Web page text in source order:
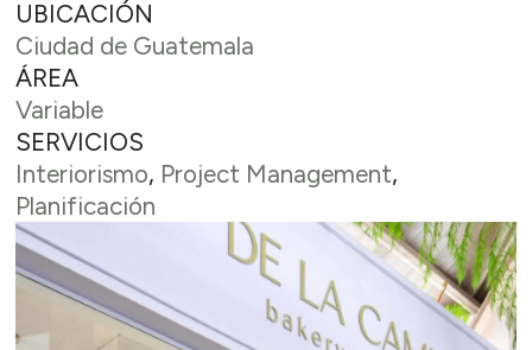
UBICACIÓN
Ciudad de Guatemala
ÁREA
Variable
SERVICIOS
Interiorismo, Project Management,
Planificación